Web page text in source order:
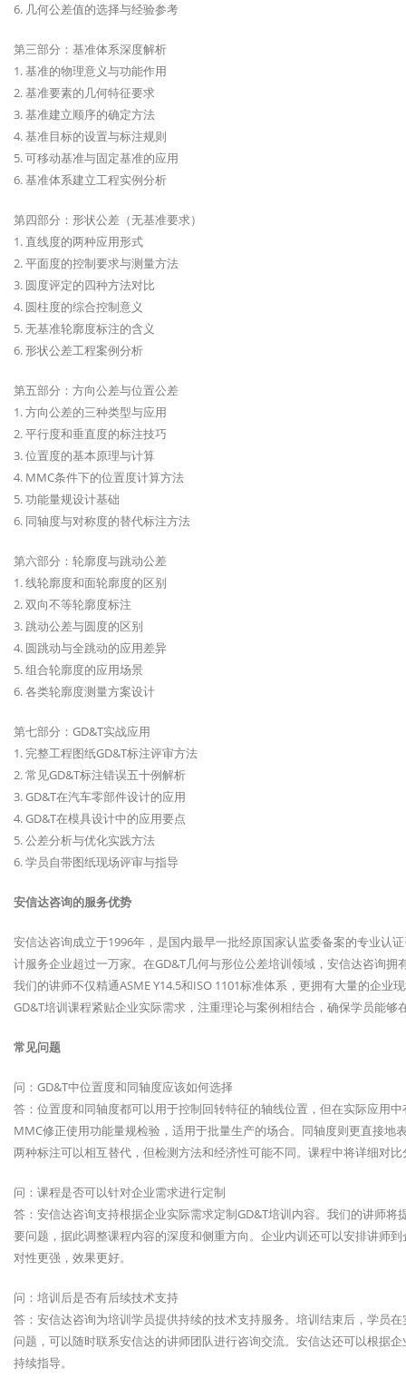
6. 几何公差值的选择与经验参考
第三部分：基准体系深度解析
1. 基准的物理意义与功能作用
2. 基准要素的几何特征要求
3. 基准建立顺序的确定方法
4. 基准目标的设置与标注规则
5. 可移动基准与固定基准的应用
6. 基准体系建立工程实例分析
第四部分：形状公差（无基准要求）
1. 直线度的两种应用形式
2. 平面度的控制要求与测量方法
3. 圆度评定的四种方法对比
4. 圆柱度的综合控制意义
5. 无基准轮廓度标注的含义
6. 形状公差工程案例分析
第五部分：方向公差与位置公差
1. 方向公差的三种类型与应用
2. 平行度和垂直度的标注技巧
3. 位置度的基本原理与计算
4. MMC条件下的位置度计算方法
5. 功能量规设计基础
6. 同轴度与对称度的替代标注方法
第六部分：轮廓度与跳动公差
1. 线轮廓度和面轮廓度的区别
2. 双向不等轮廓度标注
3. 跳动公差与圆度的区别
4. 圆跳动与全跳动的应用差异
5. 组合轮廓度的应用场景
6. 各类轮廓度测量方案设计
第七部分：GD&T实战应用
1. 完整工程图纸GD&T标注评审方法
2. 常见GD&T标注错误五十例解析
3. GD&T在汽车零部件设计的应用
4. GD&T在模具设计中的应用要点
5. 公差分析与优化实践方法
6. 学员自带图纸现场评审与指导
安信达咨询的服务优势
安信达咨询成立于1996年，是国内最早一批经原国家认监委备案的专业认
计服务企业超过一万家。在GD&T几何与形位公差培训领域，安信达咨询
我们的讲师不仅精通ASME Y14.5和ISO 1101标准体系，更拥有大量的企
GD&T培训课程紧贴企业实际需求，注重理论与案例相结合，确保学员能
常见问题
问：GD&T中位置度和同轴度应该如何选择
答：位置度和同轴度都可以用于控制回转特征的轴线位置，但在实际应用
MMC修正使用功能量规检验，适用于批量生产的场合。同轴度则更直接
两种标注可以相互替代，但检测方法和经济性可能不同。课程中将详细对
问：课程是否可以针对企业需求进行定制
答：安信达咨询支持根据企业实际需求定制GD&T培训内容。我们的讲师
要问题，据此调整课程内容的深度和侧重方向。企业内训还可以安排讲师
对性更强，效果更好。
问：培训后是否有后续技术支持
答：安信达咨询为培训学员提供持续的技术支持服务。培训结束后，学员
问题，可以随时联系安信达的讲师团队进行咨询交流。安信达还可以根据
持续指导。